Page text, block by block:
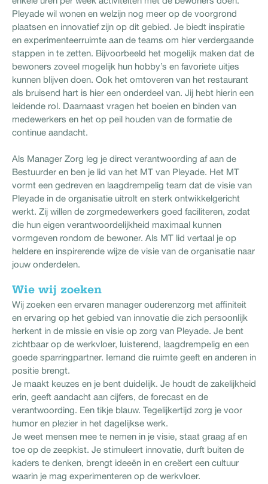
Pleyade wil wonen en welzijn nog meer op de voorgrond
plaatsen en innovatief zijn op dit gebied. Je biedt inspiratie
en experimenteerruimte aan de teams om hier verdergaande
stappen in te zetten. Bijvoorbeeld het mogelijk maken dat de
bewoners zoveel mogelijk hun hobby’s en favoriete uitjes
kunnen blijven doen. Ook het omtoveren van het restaurant
als bruisend hart is hier een onderdeel van. Jij hebt hierin een
leidende rol. Daarnaast vragen het boeien en binden van
medewerkers en het op peil houden van de formatie de
continue aandacht.
Als Manager Zorg leg je direct verantwoording af aan de
Bestuurder en ben je lid van het MT van Pleyade. Het MT
vormt een gedreven en laagdrempelig team dat de visie van
Pleyade in de organisatie uitrolt en sterk ontwikkelgericht
werkt. Zij willen de zorgmedewerkers goed faciliteren, zodat
die hun eigen verantwoordelijkheid maximaal kunnen
vormgeven rondom de bewoner. Als MT lid vertaal je op
heldere en inspirerende wijze de visie van de organisatie naar
jouw onderdelen.
Wie wij zoeken
Wij zoeken een ervaren manager ouderenzorg met affiniteit
en ervaring op het gebied van innovatie die zich persoonlijk
herkent in de missie en visie op zorg van Pleyade. Je bent
zichtbaar op de werkvloer, luisterend, laagdrempelig en een
goede sparringpartner. Iemand die ruimte geeft en anderen in
positie brengt.
Je maakt keuzes en je bent duidelijk. Je houdt de zakelijkheid
erin, geeft aandacht aan cijfers, de forecast en de
verantwoording. Een tikje blauw. Tegelijkertijd zorg je voor
humor en plezier in het dagelijkse werk.
Je weet mensen mee te nemen in je visie, staat graag af en
toe op de zeepkist. Je stimuleert innovatie, durft buiten de
kaders te denken, brengt ideeën in en creëert een cultuur
waarin je mag experimenteren op de werkvloer.